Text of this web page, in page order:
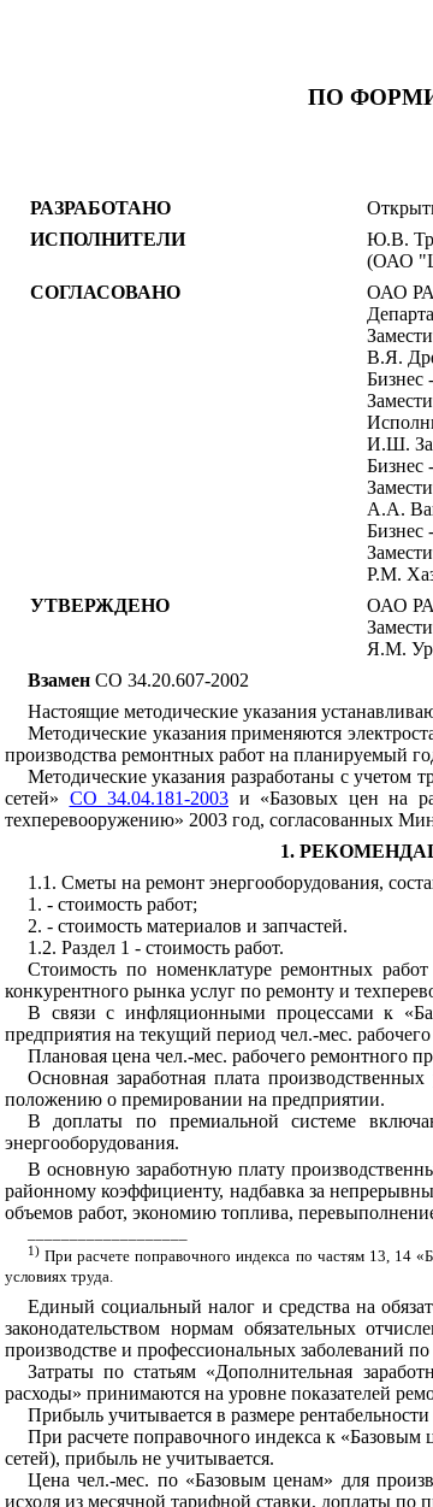
ПО
РАЗРАБОТАНО
ИСПОЛНИТЕЛИ
Ю.В.
(ОАО
СОГЛАСОВАНО
ОАО
В.Я.
Бизнес
И.Ш.
Бизнес
А.А.
Бизнес
Р.М.
УТВЕРЖДЕНО
ОАО
Я.М.
Взамен СО 34.20.607-2002
Настоящие методические указания
Методические указания применяются
производства ремонтных работ на планируемый
Методические указания разработаны с учетом
сетей» СО 34.04.181-2003 и «Базовых цен на
техперевооружению» 2003 год, согласованных
1.
1.1. Сметы на ремонт энергооборудования,
1. - стоимость работ;
2. - стоимость материалов и запчастей.
1.2. Раздел 1 - стоимость работ.
Стоимость по номенклатуре ремонтных
конкурентного рынка услуг по ремонту и
В связи с инфляционными процессами к
предприятия на текущий период чел.-мес.
Плановая цена чел.-мес. рабочего ремонтного
Основная заработная плата
положению о премировании на предприятии.
В доплаты по премиальной системе
энергооборудования.
В основную заработную плату
районному коэффициенту, надбавка за
объемов работ, экономию топлива,
1)При расчете поправочного индекса по частям 13, 14
условиях труда.
Единый социальный налог и средства на
законодательством нормам обязательных
производстве и профессиональных заболеваний
Затраты по статьям «Дополнительная
расходы» принимаются на уровне показателей
Прибыль учитывается в размере
При расчете поправочного индекса к
сетей), прибыль не учитывается.
Цена чел.-мес. по «Базовым ценам» для
исходя из месячной тарифной ставки, доплаты по